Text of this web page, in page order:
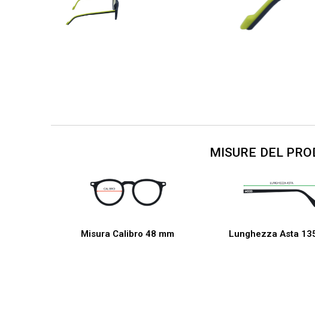
MISURE DEL
Misura Calibro 48 mm Lunghezza Asta